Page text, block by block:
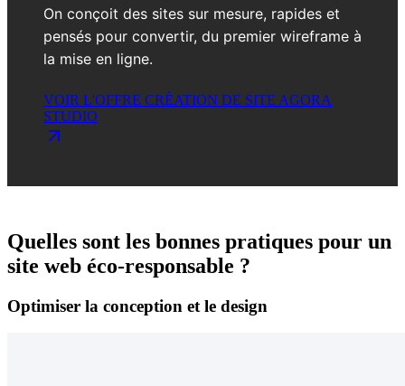
On conçoit des sites sur mesure, rapides et
pensés pour convertir, du premier wireframe à
la mise en ligne.
VOIR L'OFFRE CRÉATION DE SITE AGORA
STUDIO
Quelles sont les bonnes pratiques pour un
site web éco-responsable ?
Optimiser la conception et le design